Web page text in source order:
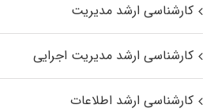
کارشناسی ارشد مدیریت
کارشناسی ارشد مدیریت اجرایی
کارشناسی ارشد اطلاعات